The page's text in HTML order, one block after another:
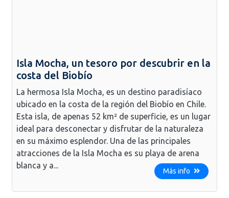
Isla Mocha, un tesoro por descubrir en la
costa del Biobío
La hermosa Isla Mocha, es un destino paradisíaco
ubicado en la costa de la región del Biobío en Chile.
Esta isla, de apenas 52 km² de superficie, es un lugar
ideal para desconectar y disfrutar de la naturaleza
en su máximo esplendor. Una de las principales
atracciones de la Isla Mocha es su playa de arena
blanca y a...
Más info